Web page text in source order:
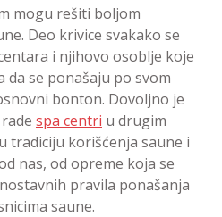
mogu rešiti boljom
Deo krivice svakako se
i njihovo osoblje koje
se ponašaju po svom
bonton. Dovoljno je
spa centri u drugim
tradiciju korišćenja saune i
nas, od opreme koja se
pravila ponašanja
saune.